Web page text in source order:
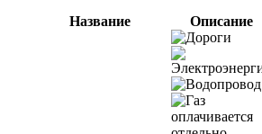
Название
Описание